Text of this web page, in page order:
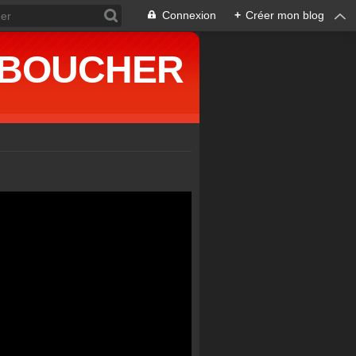
Connexion + Créer mon blog